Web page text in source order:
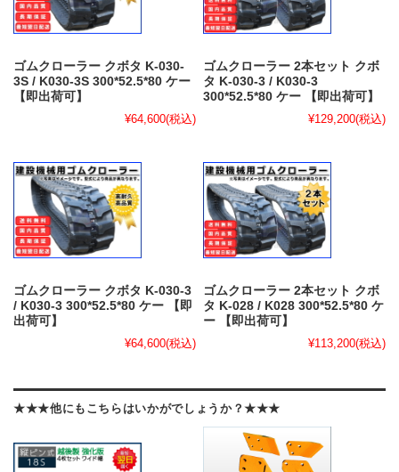
ゴムクローラー クボタ K-030-
3S / K030-3S 300*52.5*80 ケー
【即出荷可】
¥64,600(税込)
ゴムクローラー 2本セット クボ
タ K-030-3 / K030-3
300*52.5*80 ケー 【即出荷可】
¥129,200(税込)
ゴムクローラー クボタ K-030-3
/ K030-3 300*52.5*80 ケー 【即
出荷可】
¥64,600(税込)
ゴムクローラー 2本セット クボ
タ K-028 / K028 300*52.5*80 ケ
ー 【即出荷可】
¥113,200(税込)
★★★他にもこちらはいかがでしょうか？★★★